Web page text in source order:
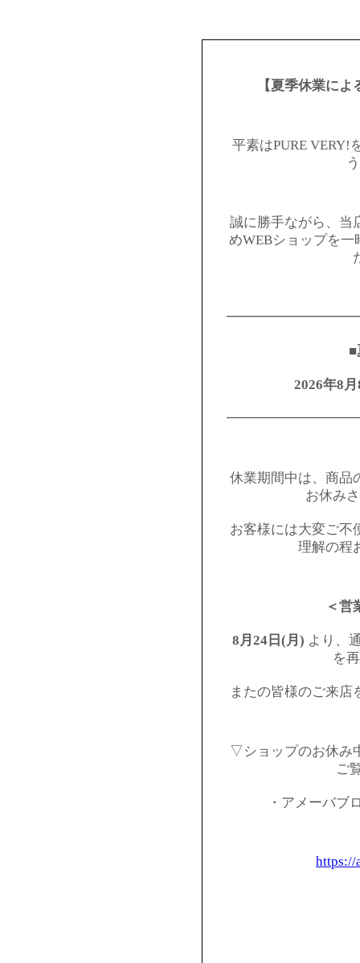
【夏季休業に
平素はPURE VERY!
誠に勝手ながら、当
めWEBショップを
■
2026年8
休業期間中は、商品
お休み
お客様には大変ご不
理解の程
＜営
8月24日(月) より、
を
またの皆様のご来店
▽ショップのお休み
ご
・アメーバブ
https://